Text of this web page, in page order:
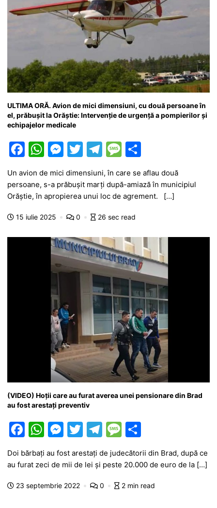
ULTIMA ORĂ. Avion de mici dimensiuni, cu două persoane în
el, prăbușit la Orăștie: Intervenție de urgență a pompierilor și
echipajelor medicale
F
a
c
e
b
o
W
at
s
A
p
M
e
s
s
e
n
g
er
T
w
itt
er
T
el
e
gr
a
m
M
s
s
a
g
e
ar
ta
je
ă
Un avion de mici dimensiuni, în care se aflau două
persoane, s-a prăbușit marți după-amiază în municipiul
Orăștie, în apropierea unui loc de agrement. […]
15 iulie 2025 0 26 sec read
(VIDEO) Hoții care au furat averea unei pensionare din Brad
au fost arestați preventiv
F
c
b
W
at
A
M
s
e
T
itt
er
T
el
e
a
M
s
a
ar
ta
a
Doi bărbați au fost arestați de judecătorii din Brad, după ce
au furat zeci de mii de lei și peste 20.000 de euro de la […]
23 septembrie 2022 0 2 min read